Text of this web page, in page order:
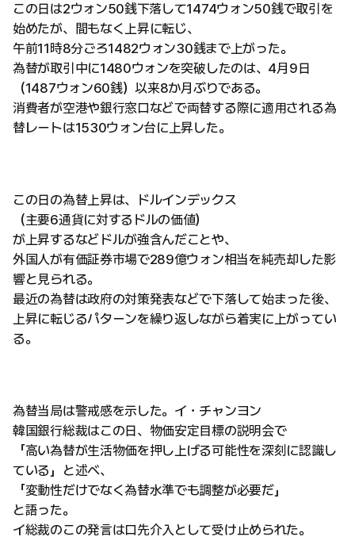
この日は2ウォン50銭下落して1474ウォン50銭で取引を
始めたが、間もなく上昇に転じ、
午前11時8分ごろ1482ウォン30銭まで上がった。
為替が取引中に1480ウォンを突破したのは、4月9日
（1487ウォン60銭）以来8か月ぶりである。
消費者が空港や銀行窓口などで両替する際に適用される為
替レートは1530ウォン台に上昇した。
この日の為替上昇は、ドルインデックス
（主要6通貨に対するドルの価値）
が上昇するなどドルが強含んだことや、
外国人が有価証券市場で289億ウォン相当を純売却した影
響と見られる。
最近の為替は政府の対策発表などで下落して始まった後、
上昇に転じるパターンを繰り返しながら着実に上がってい
る。
為替当局は警戒感を示した。イ・チャンヨン
韓国銀行総裁はこの日、物価安定目標の説明会で
「高い為替が生活物価を押し上げる可能性を深刻に認識し
ている」と述べ、
「変動性だけでなく為替水準でも調整が必要だ」
と語った。
イ総裁のこの発言は口先介入として受け止められた。